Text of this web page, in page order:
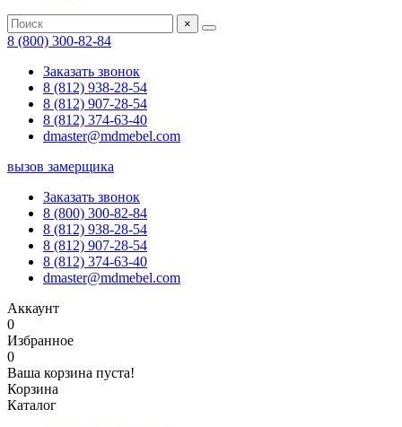
×
8 (800) 300-82-84
Заказать звонок
8 (812) 938-28-54
8 (812) 907-28-54
8 (812) 374-63-40
dmaster@mdmebel.com
вызов замерщика
Заказать звонок
8 (800) 300-82-84
8 (812) 938-28-54
8 (812) 907-28-54
8 (812) 374-63-40
dmaster@mdmebel.com
Аккаунт
0
Избранное
0
Ваша корзина пуста!
Корзина
Каталог